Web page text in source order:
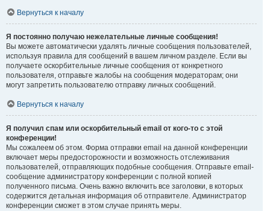
Вернуться к началу
Я постоянно получаю нежелательные личные сообщения!
Вы можете автоматически удалять личные сообщения пользователей,
используя правила для сообщений в вашем личном разделе. Если вы
получаете оскорбительные личные сообщения от конкретного
пользователя, отправьте жалобы на сообщения модераторам; они
могут запретить пользователю отправку личных сообщений.
Вернуться к началу
Я получил спам или оскорбительный email от кого-то с этой
конференции!
Мы сожалеем об этом. Форма отправки email на данной конференции
включает меры предосторожности и возможность отслеживания
пользователей, отправляющих подобные сообщения. Отправьте email-
сообщение администратору конференции с полной копией
полученного письма. Очень важно включить все заголовки, в которых
содержится детальная информация об отправителе. Администратор
конференции сможет в этом случае принять меры.